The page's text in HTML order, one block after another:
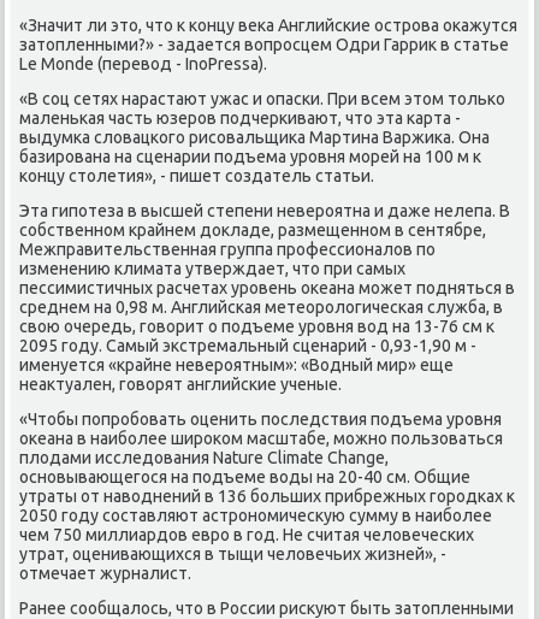
«Значит ли это, что к концу века Английские острова окажутся
затопленными?» - задается вопросцем Одри Гаррик в статье
Le Monde (перевод - InoPressa).
«В соц сетях нарастают ужас и опаски. При всем этом только
маленькая часть юзеров подчеркивают, что эта карта -
выдумка словацкого рисовальщика Мартина Варжика. Она
базирована на сценарии подъема уровня морей на 100 м к
концу столетия», - пишет создатель статьи.
Эта гипотеза в высшей степени невероятна и даже нелепа. В
собственном крайнем докладе, размещенном в сентябре,
Межправительственная группа профессионалов по
изменению климата утверждает, что при самых
пессимистичных расчетах уровень океана может подняться в
среднем на 0,98 м. Английская метеорологическая служба, в
свою очередь, говорит о подъеме уровня вод на 13-76 см к
2095 году. Самый экстремальный сценарий - 0,93-1,90 м -
именуется «крайне невероятным»: «Водный мир» еще
неактуален, говорят английские ученые.
«Чтобы попробовать оценить последствия подъема уровня
океана в наиболее широком масштабе, можно пользоваться
плодами исследования Nature Climate Change,
основывающегося на подъеме воды на 20-40 см. Общие
утраты от наводнений в 136 больших прибрежных городках к
2050 году составляют астрономическую сумму в наиболее
чем 750 миллиардов евро в год. Не считая человеческих
утрат, оценивающихся в тыщи человечьих жизней», -
отмечает журналист.
Ранее сообщалось, что в России рискуют быть затопленными